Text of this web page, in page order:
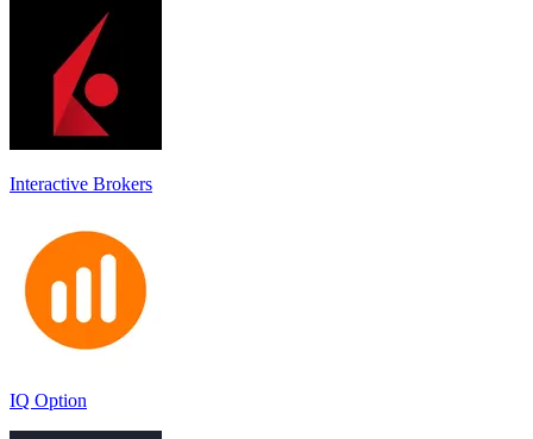
Interactive Brokers
IQ Option